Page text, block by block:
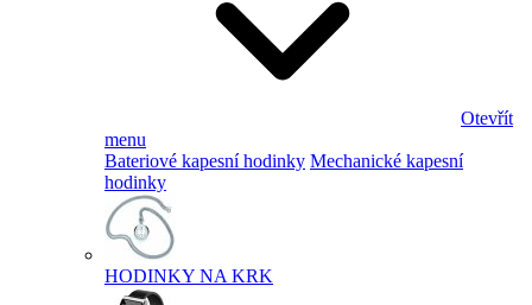
Otevřít
menu
Bateriové kapesní hodinky Mechanické kapesní
hodinky
HODINKY NA KRK